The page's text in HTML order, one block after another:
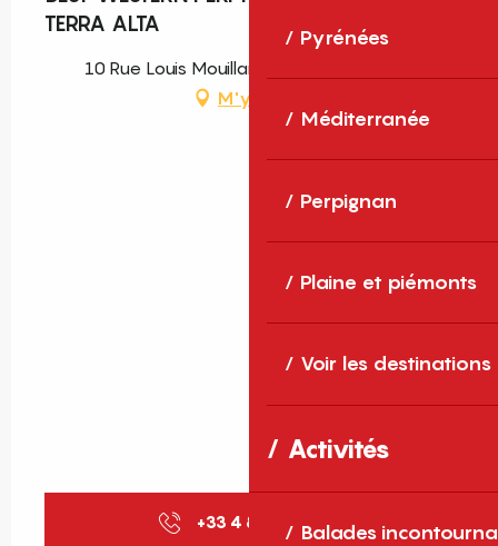
Pyrénées
Méditerranée
Perpignan
Plaine et piémonts
Voir les destinations
Activités
Balades
TERRA ALTA
10 Rue Louis Mouillard, 66000 Perpignan
M'y rendre
+33 4 87 83 04 ▒▒